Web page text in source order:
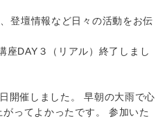
登壇情報など日々の活動をお伝
DAY３（リアル）終了しまし
開催しました。 早朝の大雨で心
ってよかったです。 参加いた